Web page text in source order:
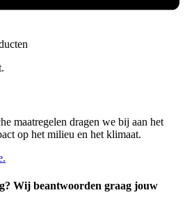
maatregelen dragen we bij aan het
op het milieu en het klimaat.
Wij beantwoorden graag jouw